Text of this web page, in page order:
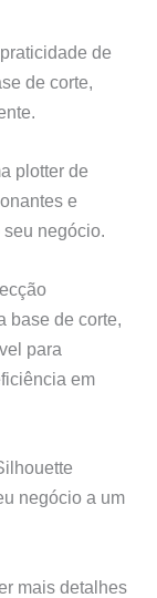
de
de corte,
plotter de
e
negócio.
base de corte,
para
em
negócio a um
mais detalhes